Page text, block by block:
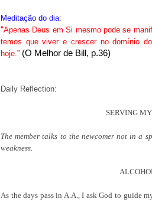
Meditação do dia:
“Apenas Deus em Si mesmo pode se
temos que viver e crescer no domínio
hoje.” (O Melhor de Bill, p.36)
Daily Reflection:
SERVING
The member talks to the newcomer not in
weakness.
As the days pass in A.A., I ask God to guide